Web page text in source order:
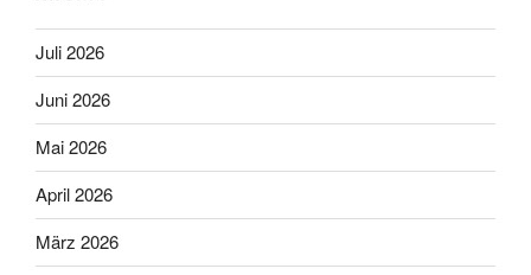
Juli 2026
Juni 2026
Mai 2026
April 2026
März 2026